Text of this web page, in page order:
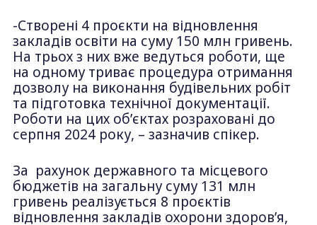
-Створені 4 проєкти на відновлення
закладів освіти на суму 150 млн гривень.
На трьох з них вже ведуться роботи, ще
на одному триває процедура отримання
дозволу на виконання будівельних робіт
та підготовка технічної документації.
Роботи на цих об’єктах розраховані до
серпня 2024 року, – зазначив спікер.
За рахунок державного та місцевого
бюджетів на загальну суму 131 млн
гривень реалізується 8 проєктів
відновлення закладів охорони здоров’я,